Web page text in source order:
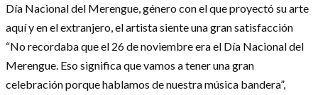
Día Nacional del Merengue, género con el que proyectó su arte
aquí y en el extranjero, el artista siente una gran satisfacción
“No recordaba que el 26 de noviembre era el Día Nacional del
Merengue. Eso significa que vamos a tener una gran
celebración porque hablamos de nuestra música bandera”,